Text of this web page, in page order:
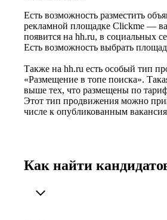
Есть возможность разместить
рекламной площадке Clickme —
появится на hh.ru, в социальных
Есть возможность выбрать
Также на hh.ru есть особый тип
«Размещение в топе поиска».
выше тех, что размещены по
Этот тип продвижения можно
числе к опубликованным
Как найти